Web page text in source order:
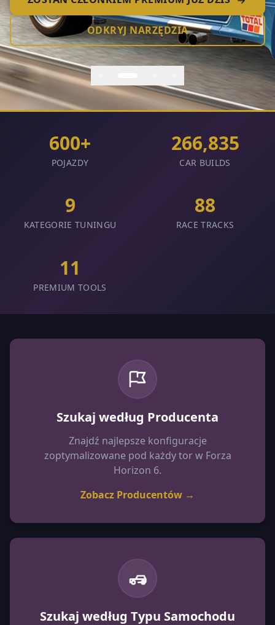
ODKRYJ NARZĘDZIA
600+
POJAZDY
266,835
CAR BUILDS
9
KATEGORIE TUNINGU
88
RACE TRACKS
11
PREMIUM TOOLS
Szukaj według Producenta
Znajdź najlepsze konfiguracje
zoptymalizowane pod każdy tor w Forza
Horizon 6.
Zobacz Producentów →
Szukaj według Typu Samochodu